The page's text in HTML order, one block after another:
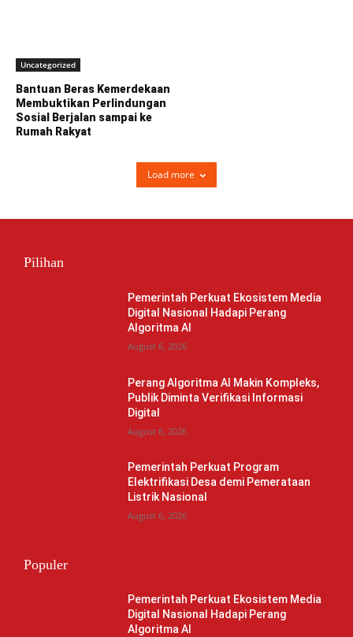
Uncategorized
Bantuan Beras Kemerdekaan
Membuktikan Perlindungan
Sosial Berjalan sampai ke
Rumah Rakyat
Load more
Pilihan
Pemerintah Perkuat Ekosistem Media
Digital Nasional Hadapi Perang
Algoritma AI
August 6, 2026
Perang Algoritma AI Makin Kompleks,
Publik Diminta Verifikasi Informasi
Digital
August 6, 2026
Pemerintah Perkuat Program
Elektrifikasi Desa demi Pemerataan
Listrik Nasional
August 6, 2026
Populer
Pemerintah Perkuat Ekosistem Media
Digital Nasional Hadapi Perang
Algoritma AI